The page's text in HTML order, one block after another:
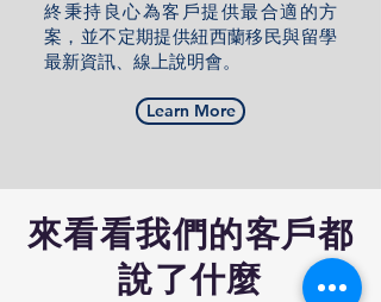
終秉持良心為客戶提供最合適的方
案，並不定期提供紐西蘭移民與留學
最新資訊、線上說明會。
Learn More
來看看我們的客戶都
說了什麼